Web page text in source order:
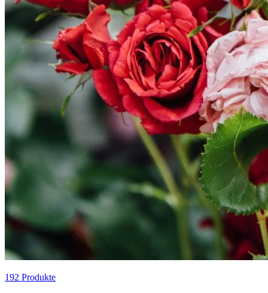
192 Produkte